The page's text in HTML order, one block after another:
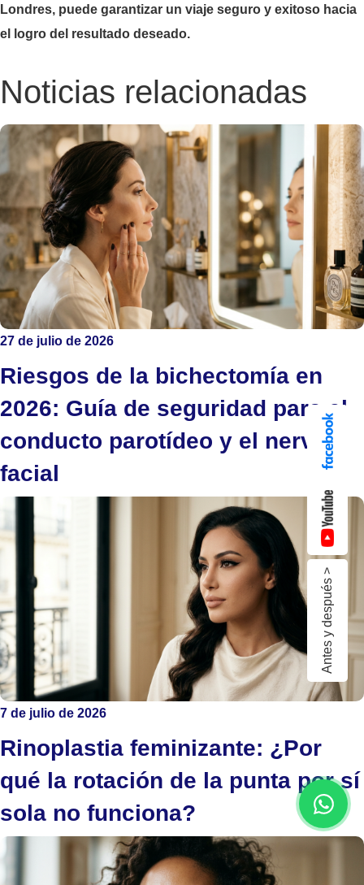
Londres, puede garantizar un viaje seguro y exitoso hacia
el logro del resultado deseado.
Noticias relacionadas
27 de julio de 2026
Riesgos de la bichectomía en
2026: Guía de seguridad para el
conducto parotídeo y el nervio
facial
7 de julio de 2026
Rinoplastia feminizante: ¿Por
qué la rotación de la punta por sí
sola no funciona?
Antes y después >